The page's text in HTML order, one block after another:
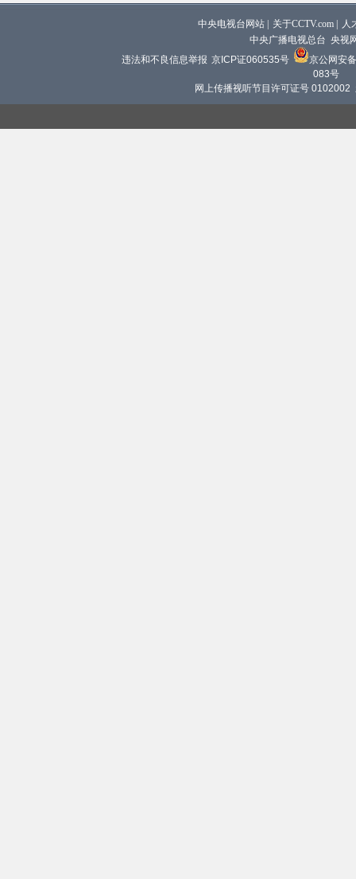
中央电视台网站 关于CCTV.com
人
中央广播电视总台 央视
违法和不良信息举报 京ICP证060535号
京公网安
083号
网上传播视听节目许可证号